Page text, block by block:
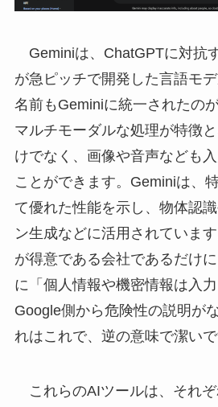
Geminiは、ChatGPTに対抗
が急ピッチで開発した言語モ
名前もGeminiに統一されたの
マルチモーダルな処理が特徴
けでなく、画像や音声なども
ことができます。Geminiは、
て優れた性能を示し、物体認
ン生成などに活用されていま
が得意である会社であるだけ
に「個人情報や機密情報は入
Google側から危険性の説明が
れはこれで、逆の意味で潔いで
これらのAIツールは、それ